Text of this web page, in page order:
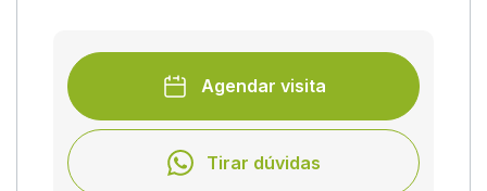
Agendar visita
Tirar dúvidas